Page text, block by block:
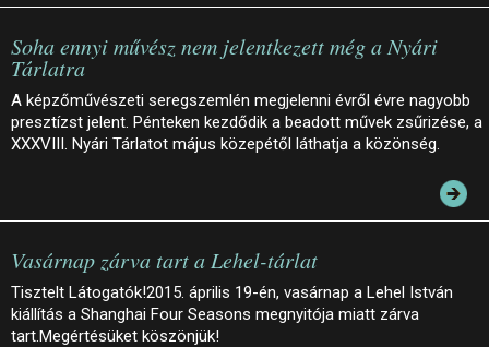
Soha ennyi művész nem jelentkezett még a Nyári
Tárlatra
A képzőművészeti seregszemlén megjelenni évről évre nagyobb
presztízst jelent. Pénteken kezdődik a beadott művek zsűrizése, a
XXXVIII. Nyári Tárlatot május közepétől láthatja a közönség.
Vasárnap zárva tart a Lehel-tárlat
Tisztelt Látogatók!2015. április 19-én, vasárnap a Lehel István
kiállítás a Shanghai Four Seasons megnyitója miatt zárva
tart.Megértésüket köszönjük!